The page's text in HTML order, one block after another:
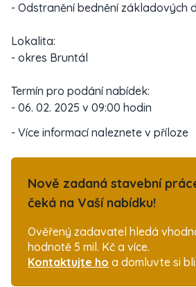
- Odstranění bednění základových
Lokalita:
- okres Bruntál
Termín pro podání nabídek:
- 06. 02. 2025 v 09:00 hodin
- Více informací naleznete v příloze
Nově zadaná stavební
čeká na Vaší nabídku!
Ověřený zadavatel hledá
hodnotě 5 mil. Kč a více.
Kontaktujte ho a domluvte si